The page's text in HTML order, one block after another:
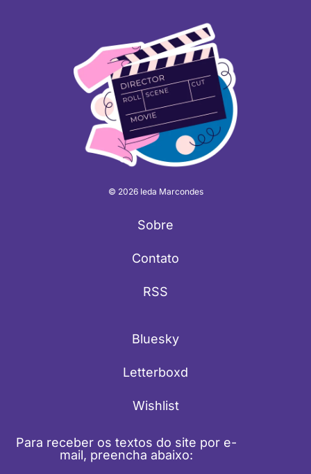
© 2026 Ieda Marcondes
Sobre
Contato
RSS
Bluesky
Letterboxd
Wishlist
Para receber os textos do site por e-
mail, preencha abaixo: